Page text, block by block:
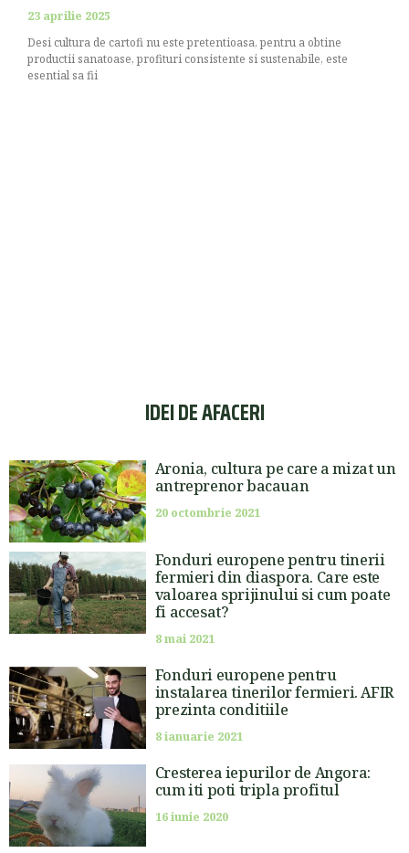
23 aprilie 2025
Desi cultura de cartofi nu este pretentioasa, pentru a obtine
productii sanatoase, profituri consistente si sustenabile, este
esential sa fii
IDEI DE AFACERI
Aronia, cultura pe care a mizat un
antreprenor bacauan
20 octombrie 2021
Fonduri europene pentru tinerii
fermieri din diaspora. Care este
valoarea sprijinului si cum poate
fi accesat?
8 mai 2021
Fonduri europene pentru
instalarea tinerilor fermieri. AFIR
prezinta conditiile
8 ianuarie 2021
Cresterea iepurilor de Angora:
cum iti poti tripla profitul
16 iunie 2020